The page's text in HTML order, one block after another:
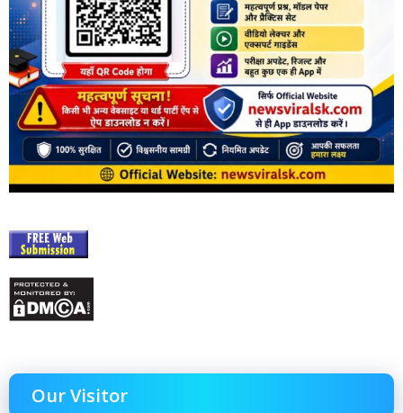
Our Visitor